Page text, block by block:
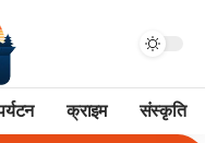
क्राइम संस्कृति